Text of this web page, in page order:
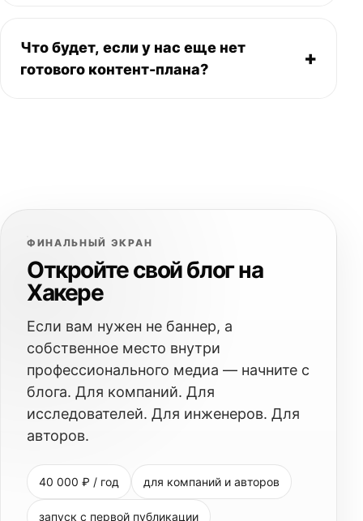
собственную линию публикаций на домене
сильного профильного медиа.
Что будет, если у нас еще нет
готового контент-плана?
+
ФИНАЛЬНЫЙ ЭКРАН
Откройте свой блог на
Хакере
Если вам нужен не баннер, а
собственное место внутри
профессионального медиа — начните с
блога. Для компаний. Для
исследователей. Для инженеров. Для
авторов.
40 000 ₽ / год для компаний и авторов
запуск с первой публикации